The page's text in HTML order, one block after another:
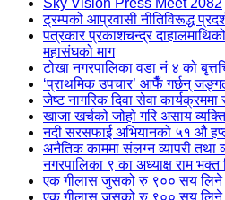
Sky Vision Press Meet 2082
ट्रम्पको आप्रवासी नीतिविरूद्ध
पत्रकार प्रकाशचन्द्र
महासंघको माग
टोखा नगरपालिका वडा नं ४ को
‘प्राथमिक उपचार’ आफैँ गर्छन्
जेष्ट नागरिक दिवा सेवा कार्यक्रममा
खाजा खर्चको जोहो गरि असाय
नदी सरसफाई अभियानको ५१ औ
अनैतिक काममा संलग्न व्यापरी तथा
नगरपालिका ९ का अध्याक्ष राम भक्त
एक गीलास जुसको रु ९०० सय लिने
एक गीलास जुसको रु ९०० सय लिने